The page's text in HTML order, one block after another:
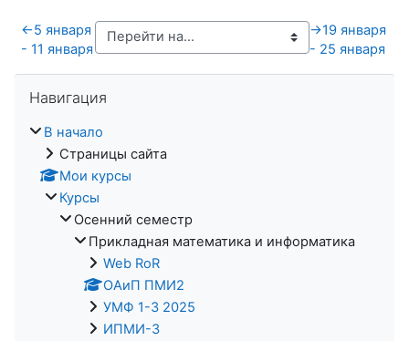
←5 января
- 11 января
→19 января
- 25 января
Навигация
В начало
Страницы сайта
Мои курсы
Курсы
Осенний семестр
Прикладная математика и информатика
Web RoR
ОАиП ПМИ2
УМФ 1-3 2025
ИПМИ-3